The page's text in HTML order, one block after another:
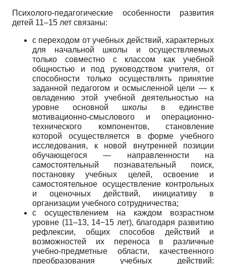
Психолого-педагогические особенности развития
детей 11–15 лет связаны:
с переходом от учебных действий, характерных
для начальной школы и осуществляемых
только совместно с классом как учебной
общностью и под руководством учителя, от
способности только осуществлять принятие
заданной педагогом и осмысленной цели — к
овладению этой учебной деятельностью на
уровне основной школы в единстве
мотивационно-смыслового и операционно-
технического компонентов, становление
которой осуществляется в форме учебного
исследования, к новой внутренней позиции
обучающегося — направленности на
самостоятельный познавательный поиск,
постановку учебных целей, освоение и
самостоятельное осуществление контрольных
и оценочных действий, инициативу в
организации учебного сотрудничества;
с осуществлением на каждом возрастном
уровне (11–13, 14−15 лет), благодаря развитию
рефлексии, общих способов действий и
возможностей их переноса в различные
учебно-предметные области, качественного
преобразования учебных действий: